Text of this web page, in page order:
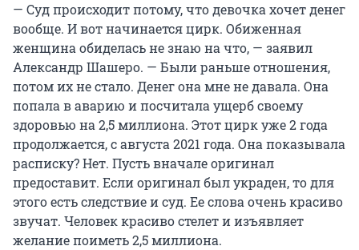
— Суд происходит потому, что девочка хочет денег
вообще. И вот начинается цирк. Обиженная
женщина обиделась не знаю на что, — заявил
Александр Шашеро. — Были раньше отношения,
потом их не стало. Денег она мне не давала. Она
попала в аварию и посчитала ущерб своему
здоровью на 2,5 миллиона. Этот цирк уже 2 года
продолжается, с августа 2021 года. Она показывала
расписку? Нет. Пусть вначале оригинал
предоставит. Если оригинал был украден, то для
этого есть следствие и суд. Ее слова очень красиво
звучат. Человек красиво стелет и изъявляет
желание поиметь 2,5 миллиона.